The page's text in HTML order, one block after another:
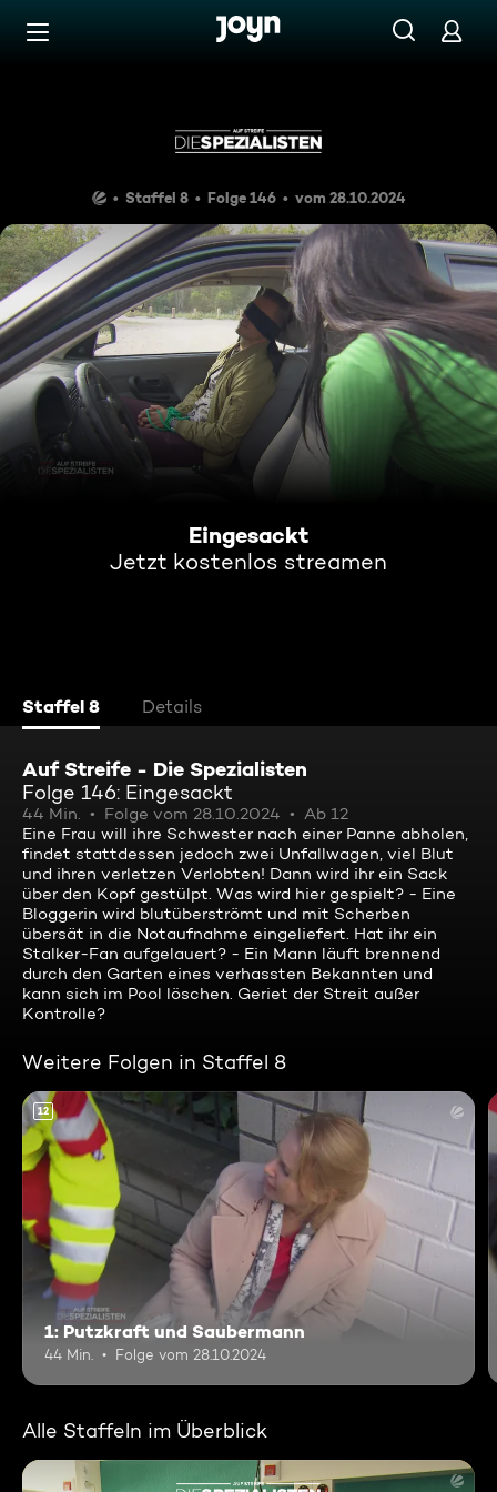
Zum Inhalt springen
Staffel 8 Folge 146 vom 28.10.2024
Eingesackt
Jetzt kostenlos streamen
Staffel 8 Details
Auf Streife - Die Spezialisten
Folge 146: Eingesackt
44 Min. Folge vom 28.10.2024
Ab 12
Eine Frau will ihre Schwester nach einer Panne abholen,
findet stattdessen jedoch zwei Unfallwagen, viel Blut
und ihren verletzen Verlobten! Dann wird ihr ein Sack
über den Kopf gestülpt. Was wird hier gespielt? - Eine
Bloggerin wird blutüberströmt und mit Scherben
übersät in die Notaufnahme eingeliefert. Hat ihr ein
Stalker-Fan aufgelauert? - Ein Mann läuft brennend
durch den Garten eines verhassten Bekannten und
kann sich im Pool löschen. Geriet der Streit außer
Kontrolle?
Weitere Folgen in Staffel 8
12
1: Putzkraft und Saubermann
44 Min. Folge vom 28.10.2024
Alle Staffeln im Überblick